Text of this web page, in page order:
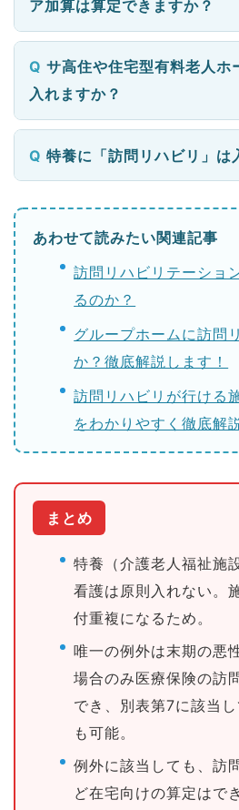
ア加算は算定できますか？
サ高住や住宅型有料老人ホ
入れますか？
特養に「訪問リハビリ」は
あわせて読みたい関連記事
訪問リハビリテーショ
るのか？
グループホームに訪問
か？徹底解説します！
訪問リハビリが行ける
をわかりやすく徹底解
まとめ
特養（介護老人福祉施
看護は原則入れない。
付重複になるため。
唯一の例外は末期の悪
場合のみ医療保険の訪
でき、別表第7に該当
も可能。
例外に該当しても、訪
ど在宅向けの算定はで